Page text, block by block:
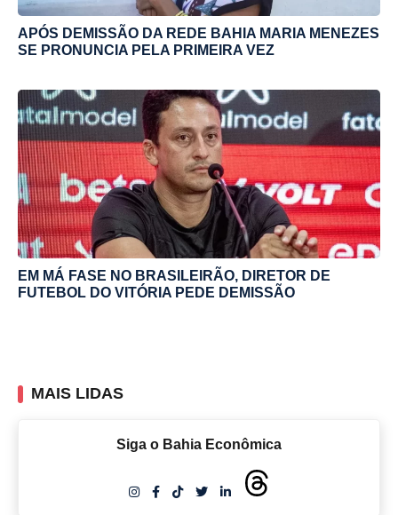
APÓS DEMISSÃO DA REDE BAHIA MARIA MENEZES
SE PRONUNCIA PELA PRIMEIRA VEZ
EM MÁ FASE NO BRASILEIRÃO, DIRETOR DE
FUTEBOL DO VITÓRIA PEDE DEMISSÃO
MAIS LIDAS
Siga o Bahia Econômica